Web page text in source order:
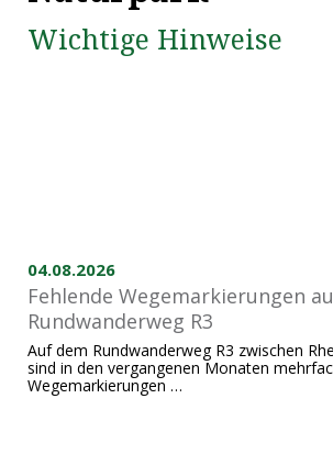
Wichtige Hinweise
04.08.2026
Fehlende Wegemarkierungen
Rundwanderweg R3
Auf dem Rundwanderweg R3 zwischen
sind in den vergangenen Monaten
Wegemarkierungen …